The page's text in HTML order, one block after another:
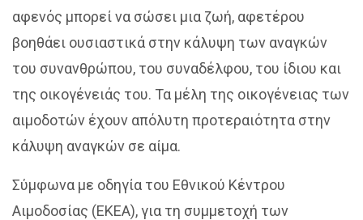
αφενός μπορεί να σώσει μια ζωή, αφετέρου
βοηθάει ουσιαστικά στην κάλυψη των αναγκών
του συνανθρώπου, του συναδέλφου, του ίδιου και
της οικογένειάς του. Τα μέλη της οικογένειας των
αιμοδοτών έχουν απόλυτη προτεραιότητα στην
κάλυψη αναγκών σε αίμα.
Σύμφωνα με οδηγία του Εθνικού Κέντρου
Αιμοδοσίας (ΕΚΕΑ), για τη συμμετοχή των